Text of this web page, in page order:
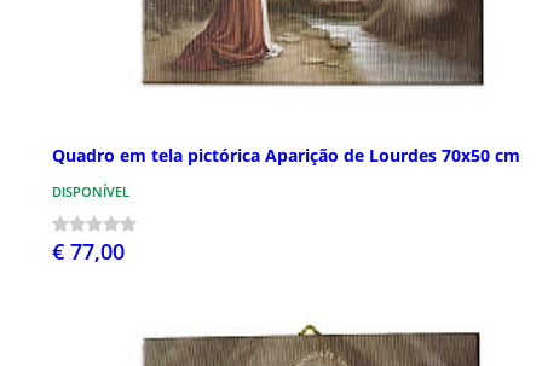
Quadro em tela pictórica Aparição de Lourdes 70x50 cm
DISPONÍVEL
€ 77,00